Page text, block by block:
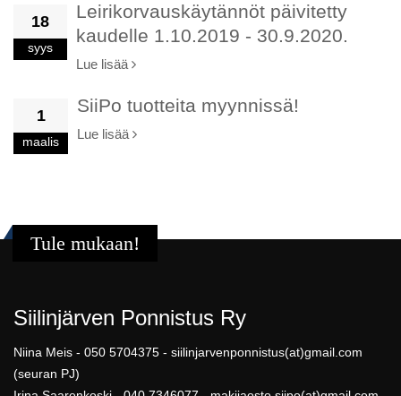
18
syys
Leirikorvauskäytännöt päivitetty
kaudelle 1.10.2019 - 30.9.2020.
Lue lisää
1
maalis
SiiPo tuotteita myynnissä!
Lue lisää
Tule mukaan!
Siilinjärven Ponnistus Ry
Niina Meis - 050 5704375 - siilinjarvenponnistus(at)gmail.com
(seuran PJ)